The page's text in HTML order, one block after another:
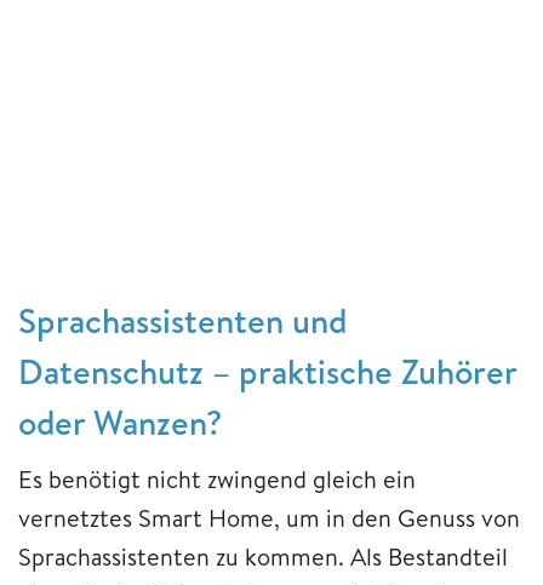
Sprachassistenten und
Datenschutz – praktische Zuhörer
oder Wanzen?
Es benötigt nicht zwingend gleich ein
vernetztes Smart Home, um in den Genuss von
Sprachassistenten zu kommen. Als Bestandteil